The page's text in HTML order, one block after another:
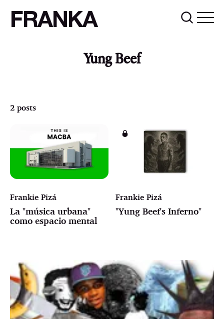
FRANKA
Yung Beef
2 posts
Frankie Pizá
La "música urbana"
como espacio mental
Frankie Pizá
"Yung Beef's Inferno"